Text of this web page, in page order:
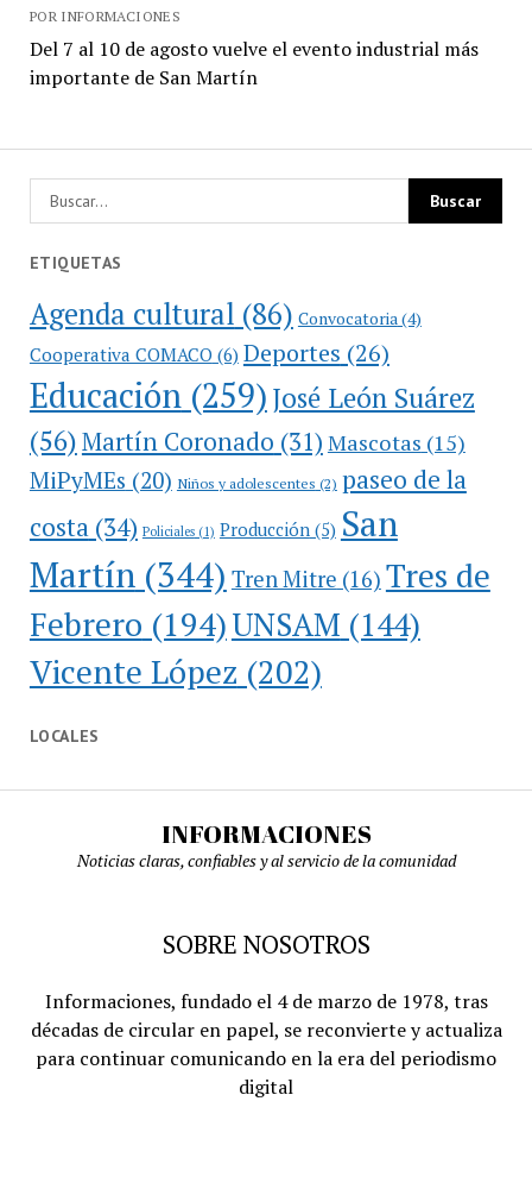
POR INFORMACIONES
Del 7 al 10 de agosto vuelve el evento industrial más
importante de San Martín
ETIQUETAS
Agenda cultural (86) Convocatoria (4)
Cooperativa COMACO(6) Deportes (26)
Educación(259)José León Suárez
(56)Martín Coronado (31) Mascotas (15)
MiPyMEs (20) Niños y adolescentes (2) paseo de la
costa(34) Policiales(1) Producción(5) San
Martín(344) Tren Mitre (16) Tres de
Febrero (194)UNSAM (144)
Vicente López (202)
LOCALES
INFORMACIONES
Noticias claras, confiables y al servicio de la comunidad
SOBRE NOSOTROS
Informaciones, fundado el 4 de marzo de 1978, tras
décadas de circular en papel, se reconvierte y actualiza
para continuar comunicando en la era del periodismo
digital